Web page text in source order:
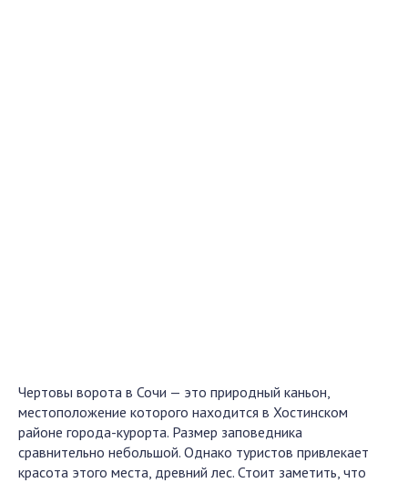
Чертовы ворота в Сочи — это природный каньон,
местоположение которого находится в Хостинском
районе города-курорта. Размер заповедника
сравнительно небольшой. Однако туристов привлекает
красота этого места, древний лес. Стоит заметить, что